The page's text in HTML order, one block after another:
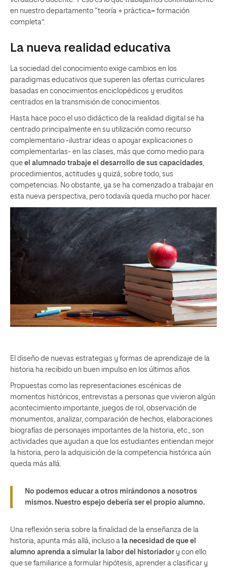
en nuestro departamento “teoría + práctica= formación
completa”.
La nueva realidad educativa
La sociedad del conocimiento exige cambios en los
paradigmas educativos que superen las ofertas curriculares
basadas en conocimientos enciclopédicos y eruditos
centrados en la transmisión de conocimientos.
Hasta hace poco el uso didáctico de la realidad digital se ha
centrado principalmente en su utilización como recurso
complementario -ilustrar ideas o apoyar explicaciones o
complementarlas- en las clases, más que como medio para
que el alumnado trabaje el desarrollo de sus capacidades,
procedimientos, actitudes y quizá, sobre todo, sus
competencias. No obstante, ya se ha comenzado a trabajar en
esta nueva perspectiva, pero todavía queda mucho por hacer.
El diseño de nuevas estrategias y formas de aprendizaje de la
historia ha recibido un buen impulso en los últimos años.
Propuestas como las representaciones escénicas de
momentos históricos, entrevistas a personas que vivieron algún
acontecimiento importante, juegos de rol, observación de
monumentos, analizar, comparación de hechos, elaboraciones
biografías de personajes importantes de la historia, etc., son
actividades que ayudan a que los estudiantes entiendan mejor
la historia, pero la adquisición de la competencia histórica aún
queda más allá.
No podemos educar a otros mirándonos a nosotros
mismos. Nuestro espejo debería ser el propio alumno.
Una reflexión seria sobre la finalidad de la enseñanza de la
historia, apunta más allá, incluso a la necesidad de que el
alumno aprenda a simular la labor del historiador y con ello
que se familiarice a formular hipótesis, aprender a clasificar y